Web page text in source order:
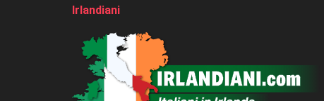
Irlandiani